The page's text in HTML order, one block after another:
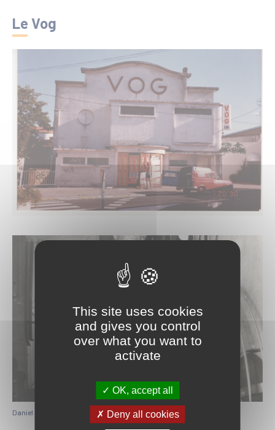
Le Vog
Daniel Picg, projectionniste (AMLT, fonds J.P. Billetorte)
This site uses cookies
and gives you control
over what you want to
activate
OK, accept all
Deny all cookies